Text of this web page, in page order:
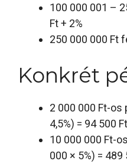
100 000 001 –
Ft + 2%
250 000 000 Ft
Konkrét
2 000 000 Ft-os
4,5%) = 94 500 Ft
10 000 000 Ft-
000 × 5%) = 489